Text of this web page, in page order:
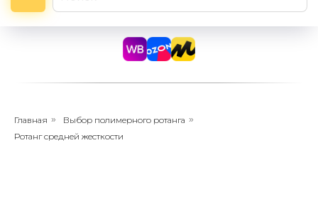
Главная » Выбор полимерного ротанга »
Ротанг средней жесткости